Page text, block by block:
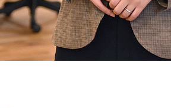
CONTACT お問い合わせ